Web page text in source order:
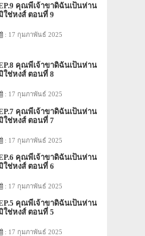
คุณพี่เจ้าขาดิฉันเป็นห่าน
ใช่หงส์ ตอนที่ 9
: 17 กุมภาพันธ์ 2025
คุณพี่เจ้าขาดิฉันเป็นห่าน
ใช่หงส์ ตอนที่ 8
: 17 กุมภาพันธ์ 2025
คุณพี่เจ้าขาดิฉันเป็นห่าน
ใช่หงส์ ตอนที่ 7
: 17 กุมภาพันธ์ 2025
คุณพี่เจ้าขาดิฉันเป็นห่าน
ใช่หงส์ ตอนที่ 6
: 17 กุมภาพันธ์ 2025
คุณพี่เจ้าขาดิฉันเป็นห่าน
ใช่หงส์ ตอนที่ 5
: 17 กุมภาพันธ์ 2025